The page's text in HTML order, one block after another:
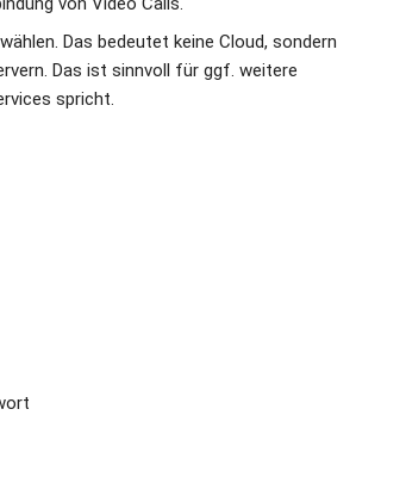
Das bedeutet keine Cloud, sondern
Das ist sinnvoll für ggf. weitere
spricht.
Share